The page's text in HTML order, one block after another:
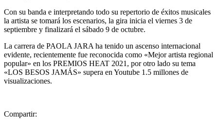
Con su banda e interpretando todo su repertorio de éxitos musicales
la artista se tomará los escenarios, la gira inicia el viernes 3 de
septiembre y finalizará el sábado 9 de octubre.
La carrera de PAOLA JARA ha tenido un ascenso internacional
evidente, recientemente fue reconocida como «Mejor artista regional
popular» en los PREMIOS HEAT 2021, por otro lado su tema
«LOS BESOS JAMÁS» supera en Youtube 1.5 millones de
visualizaciones.
Compartir: